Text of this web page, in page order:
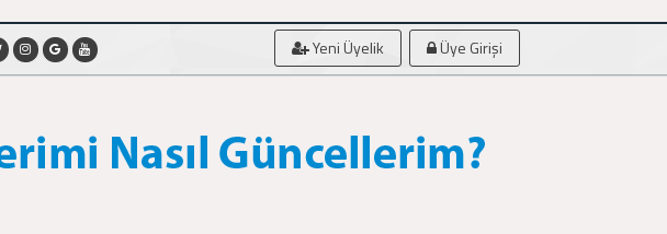
Yeni Üyelik Üye Girişi